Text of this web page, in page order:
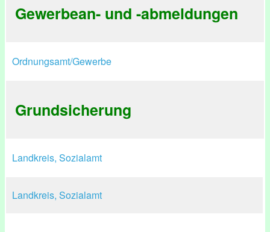
Gewerbean- und -abmeldungen
Ordnungsamt/Gewerbe
Grundsicherung
Landkreis, Sozialamt
Landkreis, Sozialamt